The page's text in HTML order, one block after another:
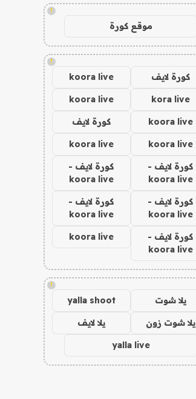
!
موقع كورة
!
كورة لايف koora live
kora live
koora live
koora live كورة لايف
koora live
koora live
كورة لايف -
koora live
كورة لايف -
koora live
كورة لايف -
koora live
كورة لايف -
koora live
كورة لايف -
koora live
koora live
!
يلا شوت yalla shoot
يلا شوت زون يلا لايف
yalla live